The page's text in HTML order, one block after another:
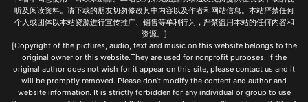
听及阅读资料。请下载的朋友切勿修改其中内容以及作者和网站信息。本站严禁任何
个人或团体以本站资源进行宣传推广、销售等牟利行为，严禁盗用本站的任何内容和
资源。]
[Copyright of the pictures, audio, text and music on this website belongs to the
original owner or this website.They are used for nonprofit purposes. If the
original author does not wish for it appear on this site, please contact us and it
will be promptly removed. Please don’t modify the content and author and
website information. It is strictly forbidden for any individual or group to use